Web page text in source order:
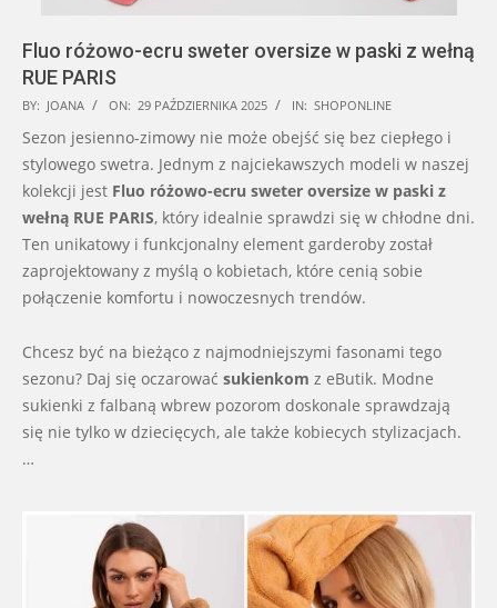
Fluo różowo-ecru sweter oversize w paski z wełną
RUE PARIS
2025-
10-
29
BY: JOANA ON: 29 PAŹDZIERNIKA 2025 IN: SHOPONLINE
Sezon jesienno-zimowy nie może obejść się bez ciepłego i
stylowego swetra. Jednym z najciekawszych modeli w naszej
kolekcji jest Fluo różowo-ecru sweter oversize w paski z
wełną RUE PARIS, który idealnie sprawdzi się w chłodne dni.
Ten unikatowy i funkcjonalny element garderoby został
zaprojektowany z myślą o kobietach, które cenią sobie
połączenie komfortu i nowoczesnych trendów.
Chcesz być na bieżąco z najmodniejszymi fasonami tego
sezonu? Daj się oczarować sukienkom z eButik. Modne
sukienki z falbaną wbrew pozorom doskonale sprawdzają
się nie tylko w dziecięcych, ale także kobiecych stylizacjach.
…